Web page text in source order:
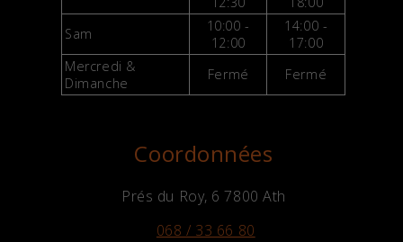
Sam
10:00 -
12:00
14:00 -
17:00
Mercredi &
Dimanche
Fermé Fermé
Coordonnées
Prés du Roy, 6 7800 Ath
068 / 33 66 80